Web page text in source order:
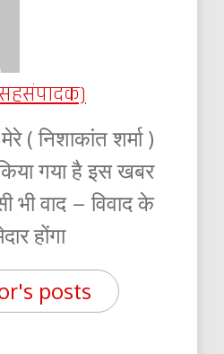
निशाकांत शर्मा )
किया गया है इस खबर
भी वाद – विवाद के
होंगा
posts